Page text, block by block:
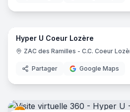
Hyper U Coeur Lozère
ZAC des Ramilles - C.C. Coeur
Partager Google Maps